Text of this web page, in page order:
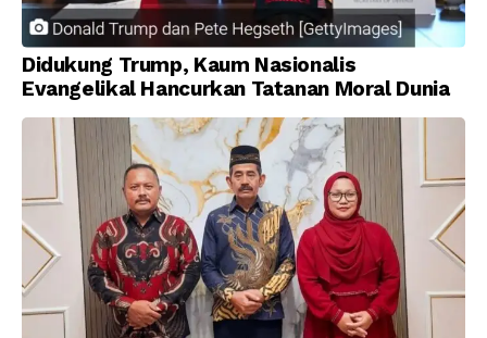
Didukung Trump, Kaum Nasionalis
Evangelikal Hancurkan Tatanan Moral Dunia